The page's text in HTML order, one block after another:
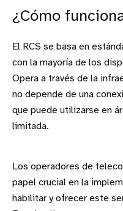
¿Cómo
El RCS se basa en
con la mayoría de los
Opera a través de la
no depende de una
que puede utilizarse en
limitada.
Los operadores de
papel crucial en la
habilitar y ofrecer este